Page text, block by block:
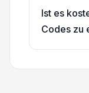
Ist es
Codes zu